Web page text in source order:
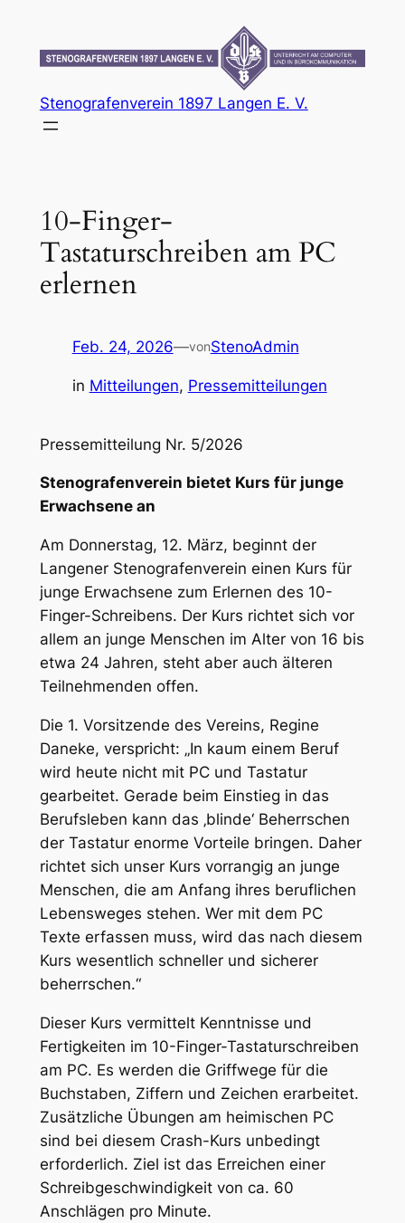
springen
Stenografenverein 1897 Langen E. V.
10-Finger-
Tastaturschreiben am PC
erlernen
Feb. 24, 2026—vonStenoAdmin
in Mitteilungen, Pressemitteilungen
Pressemitteilung Nr. 5/2026
Stenografenverein bietet Kurs für junge
Erwachsene an
Am Donnerstag, 12. März, beginnt der
Langener Stenografenverein einen Kurs für
junge Erwachsene zum Erlernen des 10-
Finger-Schreibens. Der Kurs richtet sich vor
allem an junge Menschen im Alter von 16 bis
etwa 24 Jahren, steht aber auch älteren
Teilnehmenden offen.
Die 1. Vorsitzende des Vereins, Regine
Daneke, verspricht: „In kaum einem Beruf
wird heute nicht mit PC und Tastatur
gearbeitet. Gerade beim Einstieg in das
Berufsleben kann das ‚blinde‘ Beherrschen
der Tastatur enorme Vorteile bringen. Daher
richtet sich unser Kurs vorrangig an junge
Menschen, die am Anfang ihres beruflichen
Lebensweges stehen. Wer mit dem PC
Texte erfassen muss, wird das nach diesem
Kurs wesentlich schneller und sicherer
beherrschen.“
Dieser Kurs vermittelt Kenntnisse und
Fertigkeiten im 10-Finger-Tastaturschreiben
am PC. Es werden die Griffwege für die
Buchstaben, Ziffern und Zeichen erarbeitet.
Zusätzliche Übungen am heimischen PC
sind bei diesem Crash-Kurs unbedingt
erforderlich. Ziel ist das Erreichen einer
Schreibgeschwindigkeit von ca. 60
Anschlägen pro Minute.